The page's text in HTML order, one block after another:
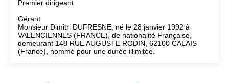
Premier dirigeant
Gérant
Monsieur Dimitri DUFRESNE, né le 28 janvier 1992 à
VALENCIENNES (FRANCE), de nationalité Française,
demeurant 148 RUE AUGUSTE RODIN, 62100 CALAIS
(France), nommé pour une durée illimitée.